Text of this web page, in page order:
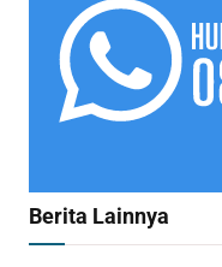
Berita Lainnya